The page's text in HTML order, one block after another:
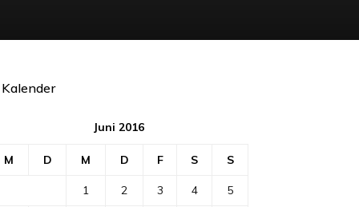
Kalender
Juni 2016
M D M D F S S
1 2 3 4 5